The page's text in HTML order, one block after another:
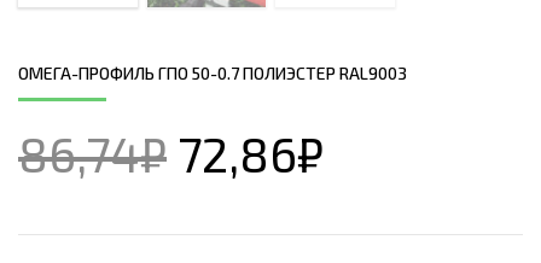
ОМЕГА-ПРОФИЛЬ ГПО 50-0.7 ПОЛИЭСТЕР RAL9003
86,74₽ 72,86₽